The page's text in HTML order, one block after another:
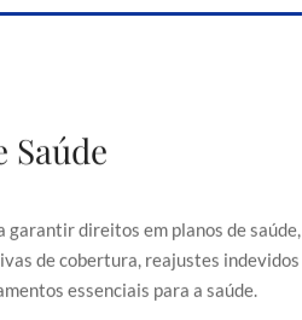
Saúde
garantir direitos em planos de saúde,
de cobertura, reajustes indevidos
essenciais para a saúde.
Plano de Saúde
indevidos e acesso a tratamentos